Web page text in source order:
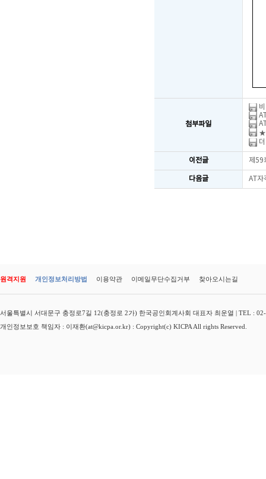
첨부파일
★
이전글 제59
다음글 AT자
원격지원 개인정보처리방법 이용약관 이메일무단수집거부 찾아오시는길
서울특별시 서대문구 충정로7길 12(충정로 2가) 한국공인회계사회 대표자 최운열 | TEL :
개인정보보호 책임자 : 이재환(at@kicpa.or.kr) : Copyright(c) KICPA All rights Reserved.